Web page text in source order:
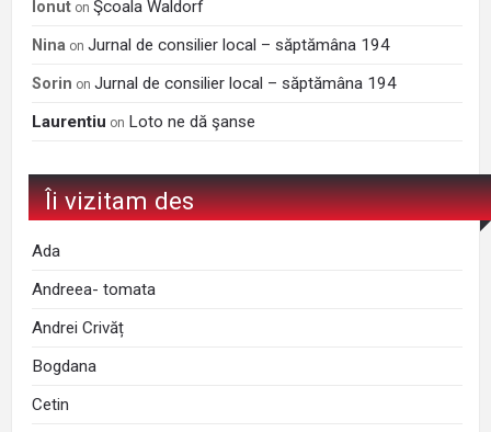
Ionut onŞcoala Waldorf
Nina onJurnal de consilier local – săptămâna 194
Sorin onJurnal de consilier local – săptămâna 194
Laurentiu on Loto ne dă şanse
Îi vizitam des
Ada
Andreea- tomata
Andrei Crivăț
Bogdana
Cetin